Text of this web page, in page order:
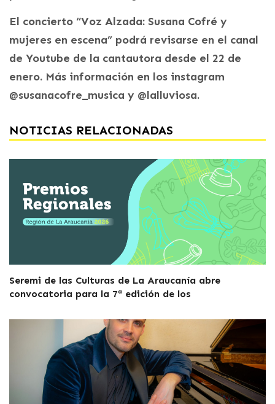
El concierto “Voz Alzada: Susana Cofré y
mujeres en escena” podrá revisarse en el canal
de Youtube de la cantautora desde el 22 de
enero. Más información en los instagram
@susanacofre_musica y @lalluviosa.
NOTICIAS RELACIONADAS
Seremi de las Culturas de La Araucanía abre
convocatoria para la 7ª edición de los